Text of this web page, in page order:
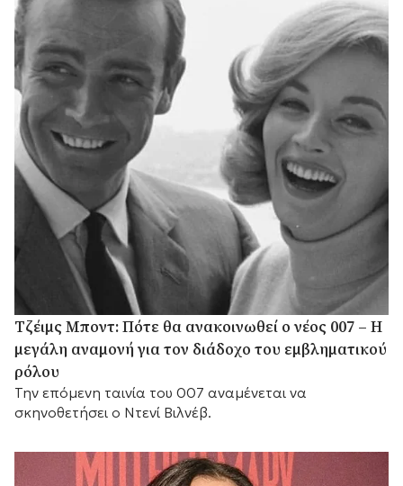
Τζέιμς Μποντ: Πότε θα ανακοινωθεί ο νέος 007 – Η
μεγάλη αναμονή για τον διάδοχο του εμβληματικού
ρόλου
Την επόμενη ταινία του 007 αναμένεται να
σκηνοθετήσει ο Ντενί Βιλνέβ.